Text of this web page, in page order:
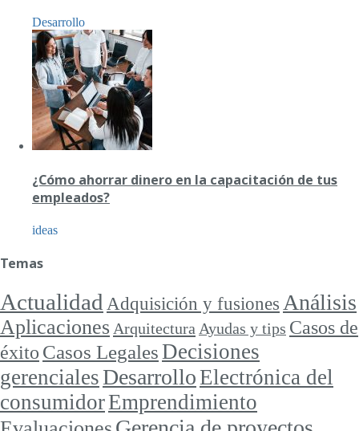
Desarrollo
¿Cómo ahorrar dinero en la capacitación de tus
empleados?
ideas
Temas
Actualidad Adquisición y fusionesAnálisis
Aplicaciones Arquitectura Ayudas y tips Casos de
éxito Casos LegalesDecisiones
gerenciales DesarrolloElectrónica del
consumidorEmprendimiento